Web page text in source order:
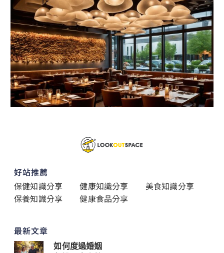
好站推薦
保健知識分享
健康知識分享
美食知識分享
保養知識分享
健康食品分享
最新文章
如何度過婚姻